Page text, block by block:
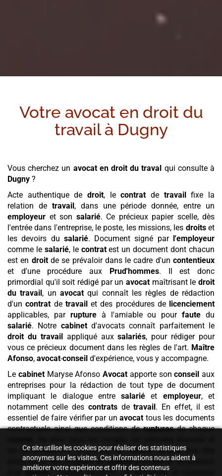
Votre avocat en droit du
travail à Dugny
Vous cherchez un avocat en droit du traval qui consulte à
Dugny ?
Acte authentique de droit, lecontrat de travailfixe la
relation de travail, dans une période donnée, entre un
employeur et son salarié. Ce précieux papier scelle, dès
l'entrée dans l'entreprise, le poste, les missions, les droitset
les devoirs du salarié. Document signé par l'employeur
comme le salarié, le contratest un document dont chacun
est en droitde se prévaloir dans le cadre d'uncontentieux
et d'une procédure aux Prud'hommes. Il est donc
primordial qu'il soit rédigé par un avocat maîtrisant ledroit
du travail, unavocat qui connaît les règles de rédaction
d'uncontrat de travailet des procédures de licenciement
applicables, par ruptureà l'amiable ou pourfaute du
salarié. Notre cabinetd'avocats connaît parfaitement le
droit du travailappliqué auxsalariés, pour rédiger pour
vous ce précieux document dans les règles de l'art. Maître
Afonso, avocat-conseil d'expérience, vous y accompagne.
Le cabinetMaryse Afonso Avocat apporte sonconseil aux
entreprises pour la rédaction de tout type de document
impliquant le dialogue entresalarié et employeur, et
notamment celle des contratsdetravail. En effet, il est
essentiel de faire vérifier par unavocat tous les documents
contractuels ainsi que conditions derupturesde chaque
les rémunérations, le contenu ducontratne peut pas être
prévu selon des modèles decontratpréétabli en se passant
d'unavocat: chaque situation est différente, et nécessite
Ce site utilise les cookies pour réaliser des statistiques
anonymes sur les visites. Ces informations nous aident à
améliorer votre expérience et offrir des contenus